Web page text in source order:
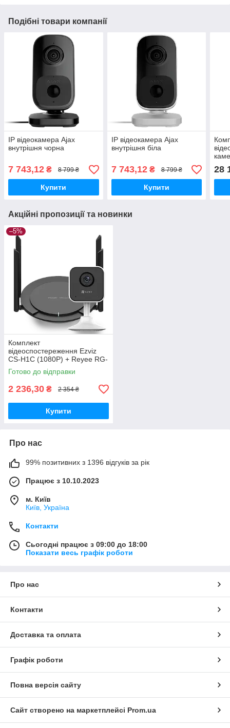
Подібні товари компанії
IP відеокамера Ajax
внутрішня чорна
7 743,12 ₴ 8 799 ₴
Купити
IP відеокамера Ajax
внутрішня біла
7 743,12₴ 8 799 ₴
Купити
5MP
28
Акційні пропозиції та новинки
–5%
Комплект
відеоспостереження Ezviz
CS-H1C (1080P) + Reyee RG-
EW300 PRO
Готово до відправки
2 236,30 ₴ 2 354 ₴
Купити
Про нас
99% позитивних з 1396 відгуків за рік
Працює з 10.10.2023
м. Київ
Київ, Україна
Контакти
Сьогодні працює з 09:00 до 18:00
Показати весь графік роботи
Про нас
Контакти
Доставка та оплата
Графік роботи
Повна версія сайту
Сайт створено на маркетплейсі Prom.ua